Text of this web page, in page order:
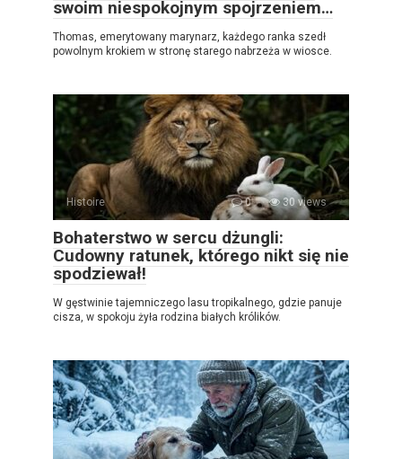
swoim niespokojnym spojrzeniem…
Thomas, emerytowany marynarz, każdego ranka szedł
powolnym krokiem w stronę starego nabrzeża w wiosce.
Histoire 0 30 views
Bohaterstwo w sercu dżungli:
Cudowny ratunek, którego nikt się nie
spodziewał!
W gęstwinie tajemniczego lasu tropikalnego, gdzie panuje
cisza, w spokoju żyła rodzina białych królików.